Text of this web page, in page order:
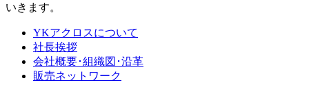
いきます。
YKアクロスについて
社長挨拶
会社概要･組織図･沿革
販売ネットワーク